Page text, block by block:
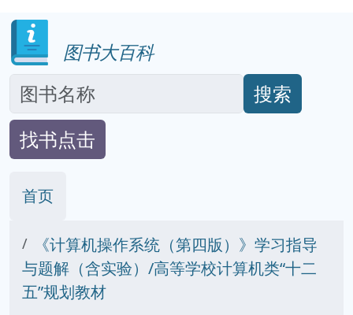
图书大百科
搜索
找书点击
首页
《计算机操作系统（第四版）》学习指导
与题解（含实验）/高等学校计算机类“十二
五”规划教材